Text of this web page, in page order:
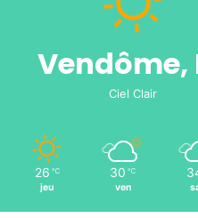
Vendôme,
Ciel Clair
26 ℃
jeu
30 ℃
ven